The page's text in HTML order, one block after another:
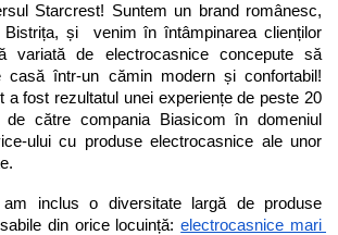
Starcrest! Suntem un brand românesc,
și  venim în întâmpinarea clienților
variată de electrocasnice concepute să
casă într-un cămin modern și confortabil!
a fost rezultatul unei experiențe de peste 20
către compania Biasicom în domeniul
ului cu produse electrocasnice ale unor
am inclus o diversitate largă de produse
din orice locuință: